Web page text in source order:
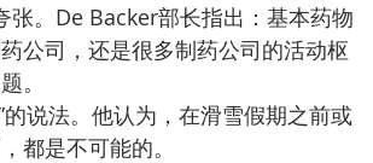
。De Backer部长指出：基本药物
公司，还是很多制药公司的活动枢
。
说法。他认为，在滑雪假期之前或
都是不可能的。